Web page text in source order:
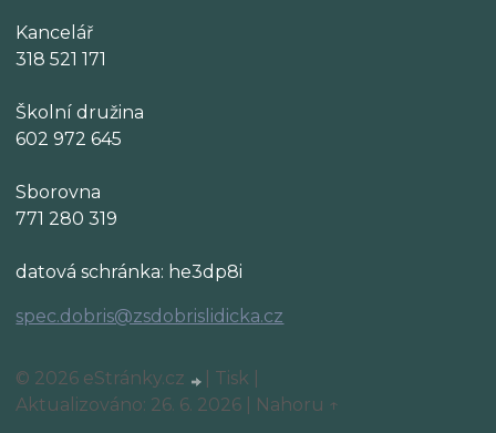
Kancelář
318 521 171
Školní družina
602 972 645
Sborovna
771 280 319
datová schránka: he3dp8i
spec.dobris@zsdobrislidicka.cz
© 2026 eStránky.cz Tisk
Aktualizováno: 26. 6. 2026
Nahoru ↑